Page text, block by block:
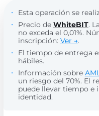
Esta operación se
Precio de WhiteBIT.
no exceda el 0,01%.
inscripción: Ver →.
El tiempo de entrega
hábiles.
Información sobre
un riesgo del 70%. El
puede llevar tiempo e
identidad.